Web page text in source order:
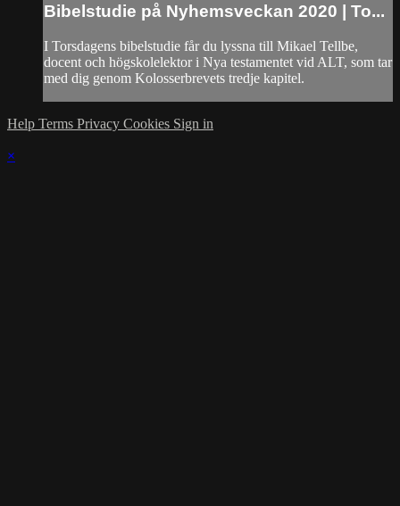
Bibelstudie på Nyhemsveckan 2020 | To...
I Torsdagens bibelstudie får du lyssna till Mikael Tellbe,
docent och högskolelektor i Nya testamentet vid ALT, som tar
med dig genom Kolosserbrevets tredje kapitel.
Help Terms Privacy Cookies Sign in
×